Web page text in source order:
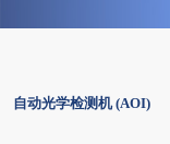
自动光学检测机 (AOI)